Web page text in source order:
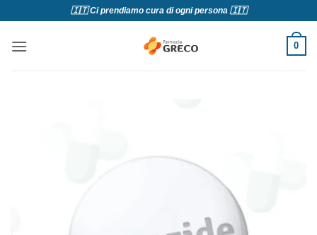
contenuti
🇮🇹 Ci prendiamo cura di ogni persona 🇮🇹
0